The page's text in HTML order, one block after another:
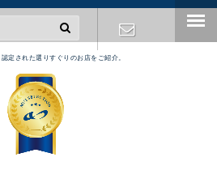
定された選りすぐりのお店をご紹介。